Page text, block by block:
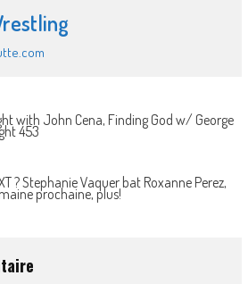
with John Cena, Finding God w/ George
453
? Stephanie Vaquer bat Roxanne Perez,
prochaine, plus!